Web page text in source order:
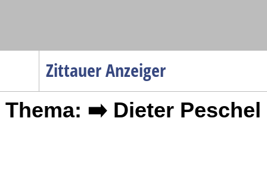
Zittauer Anzeiger
Menüpunkte
Startseite
Thema: ➡️ Dieter Peschel